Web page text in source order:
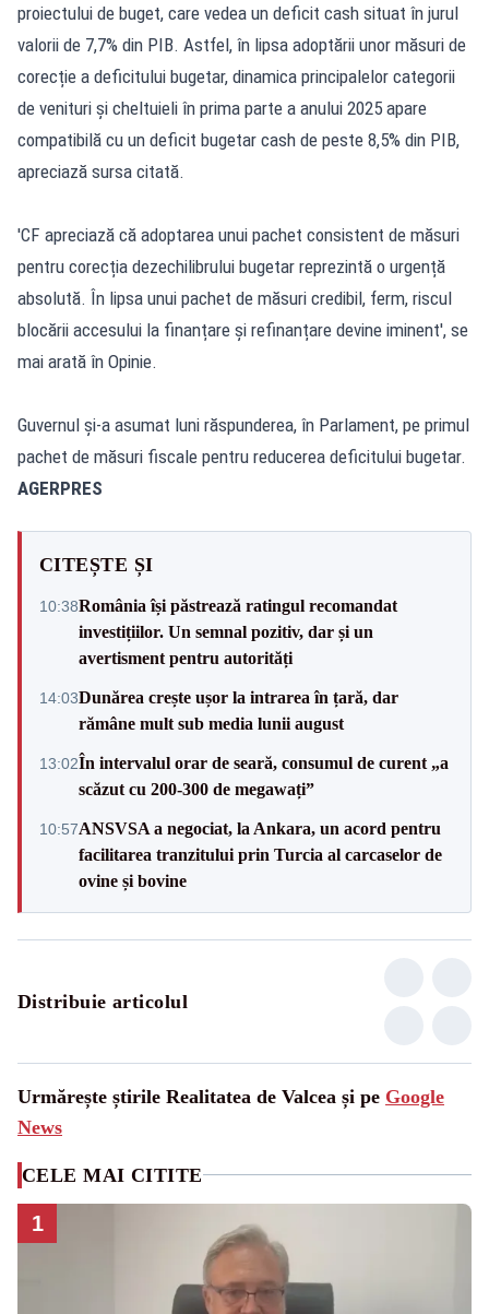
proiectului de buget, care vedea un deficit cash situat în jurul
valorii de 7,7% din PIB. Astfel, în lipsa adoptării unor măsuri de
corecție a deficitului bugetar, dinamica principalelor categorii
de venituri și cheltuieli în prima parte a anului 2025 apare
compatibilă cu un deficit bugetar cash de peste 8,5% din PIB,
apreciază sursa citată.
'CF apreciază că adoptarea unui pachet consistent de măsuri
pentru corecția dezechilibrului bugetar reprezintă o urgență
absolută. În lipsa unui pachet de măsuri credibil, ferm, riscul
blocării accesului la finanțare și refinanțare devine iminent', se
mai arată în Opinie.
Guvernul și-a asumat luni răspunderea, în Parlament, pe primul
pachet de măsuri fiscale pentru reducerea deficitului bugetar.
AGERPRES
CITEȘTE ȘI
10:38România își păstrează ratingul recomandat
investițiilor. Un semnal pozitiv, dar și un
avertisment pentru autorități
14:03Dunărea crește ușor la intrarea în țară, dar
rămâne mult sub media lunii august
13:02În intervalul orar de seară, consumul de curent „a
scăzut cu 200-300 de megawați”
10:57ANSVSA a negociat, la Ankara, un acord pentru
facilitarea tranzitului prin Turcia al carcaselor de
ovine și bovine
Distribuie articolul
Urmărește știrile Realitatea de Valcea și pe Google
News
CELE MAI CITITE
1